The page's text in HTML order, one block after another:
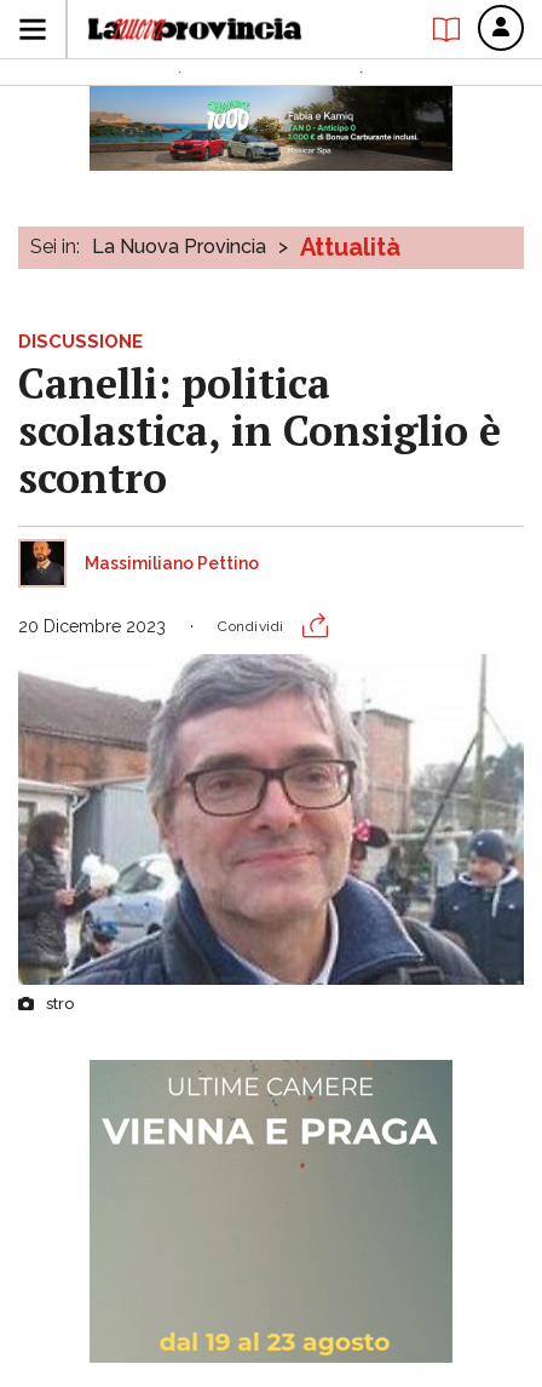
Sei in: La Nuova Provincia > Attualità
DISCUSSIONE
Canelli: politica
scolastica, in Consiglio è
scontro
Massimiliano Pettino
20 Dicembre 2023 Condividi
stro